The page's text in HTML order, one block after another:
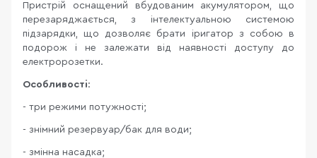
Пристрій оснащений вбудованим акумулятором, що
перезаряджається, з інтелектуальною системою
підзарядки, що дозволяє брати іригатор з собою в
подорож і не залежати від наявності доступу до
електророзетки.
Особливості:
- три режими потужності;
- знімний резервуар/бак для води;
- змінна насадка;